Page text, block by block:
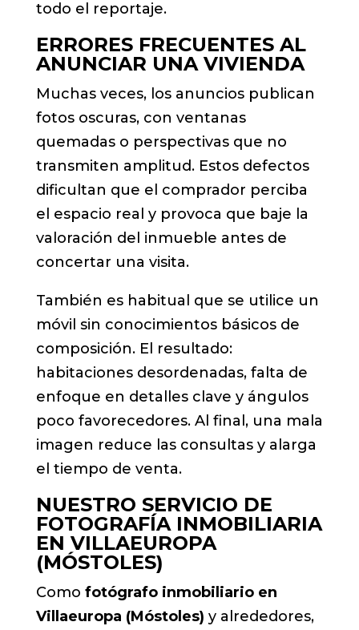
todo el reportaje.
ERRORES FRECUENTES AL
ANUNCIAR UNA VIVIENDA
Muchas veces, los anuncios publican
fotos oscuras, con ventanas
quemadas o perspectivas que no
transmiten amplitud. Estos defectos
dificultan que el comprador perciba
el espacio real y provoca que baje la
valoración del inmueble antes de
concertar una visita.
También es habitual que se utilice un
móvil sin conocimientos básicos de
composición. El resultado:
habitaciones desordenadas, falta de
enfoque en detalles clave y ángulos
poco favorecedores. Al final, una mala
imagen reduce las consultas y alarga
el tiempo de venta.
NUESTRO SERVICIO DE
FOTOGRAFÍA INMOBILIARIA
EN VILLAEUROPA
(MÓSTOLES)
Como fotógrafo inmobiliario en
Villaeuropa (Móstoles) y alrededores,